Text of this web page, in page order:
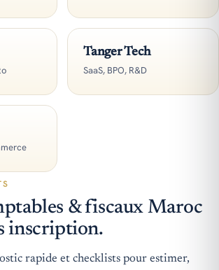
Tanger Tech
SaaS, BPO, R&D
& fiscaux Maroc
inscription.
rapide et checklists pour estimer,